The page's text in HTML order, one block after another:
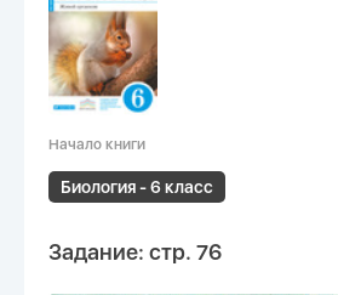
Начало книги
Биология - 6 класс
Задание: стр. 76